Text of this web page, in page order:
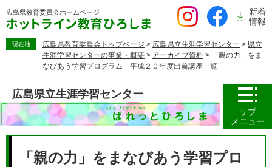
ー
す。
広島県教育委員会ホームページ
新着
情報
現在地 広島県教育委員会トップページ > 広島県立生涯学習センター > 県立
生涯学習センターの事業・概要 > アーカイブ資料 >
「親の力」をま
なびあう学習プログラム 平成２０年度出前講座一覧
広島県立生涯学習センター
サブ
メニュー
「親の力」をまなびあう学習プロ